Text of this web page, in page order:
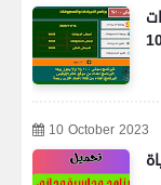
10 October 2023